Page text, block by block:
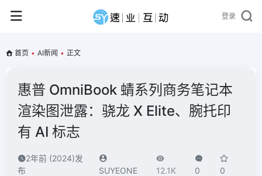
登录
首页 • AI新闻 • 正文
惠普 OmniBook 蜻系列商务笔记本
渲染图泄露：骁龙 X Elite、腕托印
有 AI 标志
2年前 (2024)发
布
SUYEONE 12.1K 0 0